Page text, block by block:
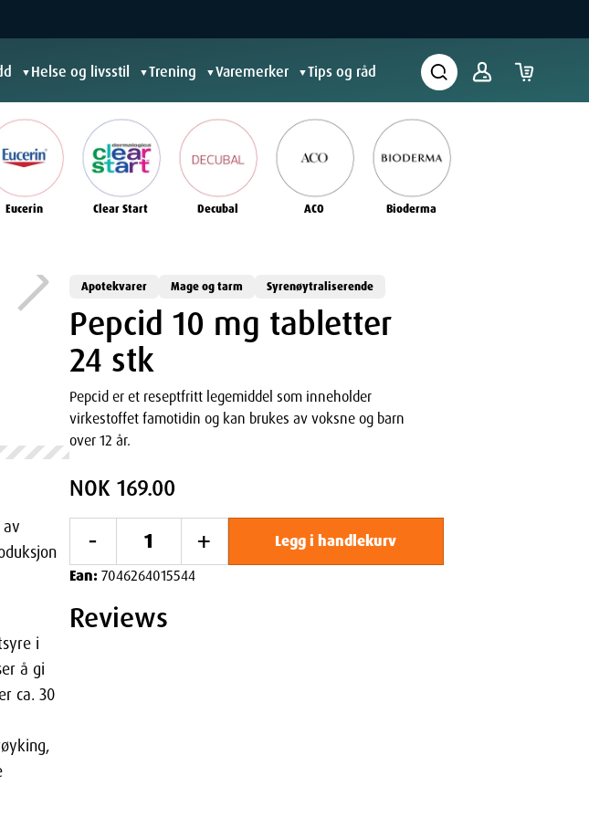
▼ Helse og livsstil ▼Trening ▼Varemerker ▼Tips og råd
Eucerin Clear Start Decubal ACO Bioderma
i
å gi
ca. 30
Apotekvarer Mage og tarm Syrenøytraliserende
Pepcid 10 mg tabletter
24 stk
Pepcid er et reseptfritt legemiddel som inneholder
virkestoffet famotidin og kan brukes av voksne og barn
over 12 år.
NOK 169.00
- +
Legg i handlekurv
Ean: 7046264015544
Reviews